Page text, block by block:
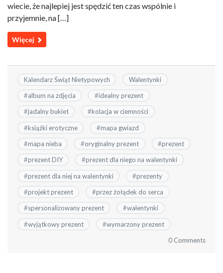
wiecie, że najlepiej jest spędzić ten czas wspólnie i
przyjemnie, na […]
Więcej
Kalendarz Świąt Nietypowych Walentynki
#album na zdjęcia #idealny prezent
#jadalny bukiet #kolacja w ciemności
#książki erotyczne #mapa gwiazd
#mapa nieba #oryginalny prezent #prezent
#prezent DIY #prezent dla niego na walentynki
#prezent dla niej na walentynki #prezenty
#projekt prezent #przez żołądek do serca
#spersonalizowany prezent #walentynki
#wyjątkowy prezent #wymarzony prezent
0 Comments